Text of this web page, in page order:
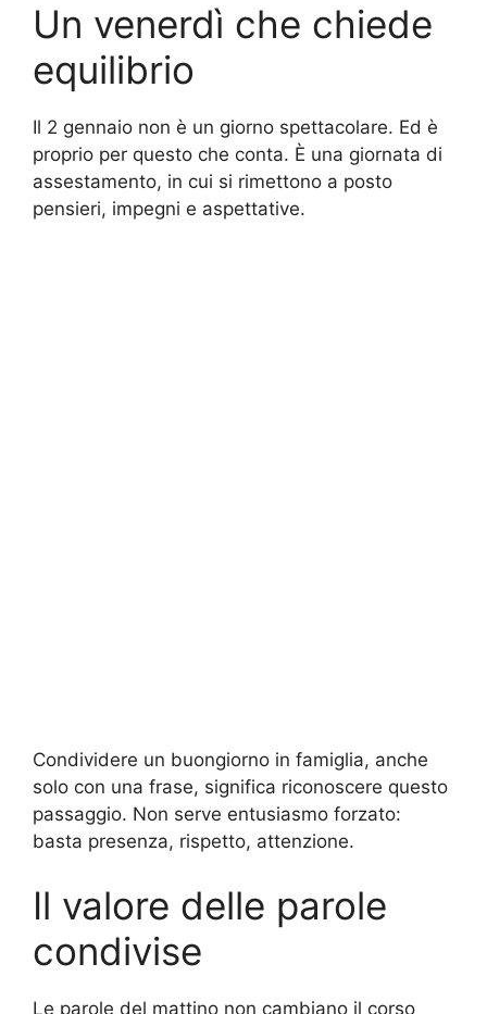
Un venerdì che chiede
equilibrio
Il 2 gennaio non è un giorno spettacolare. Ed è
proprio per questo che conta. È una giornata di
assestamento, in cui si rimettono a posto
pensieri, impegni e aspettative.
Condividere un buongiorno in famiglia, anche
solo con una frase, significa riconoscere questo
passaggio. Non serve entusiasmo forzato:
basta presenza, rispetto, attenzione.
Il valore delle parole
condivise
Le parole del mattino non cambiano il corso